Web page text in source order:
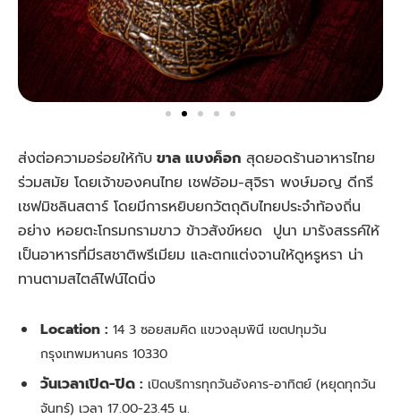
ส่งต่อความอร่อยให้กับ ขาล แบงค็อก สุดยอดร้านอาหารไทย
ร่วมสมัย โดยเจ้าของคนไทย เชฟอ้อม-สุจิรา พงษ์มอญ ดีกรี
เชฟมิชลินสตาร์ โดยมีการหยิบยกวัตถุดิบไทยประจำท้องถิ่น
อย่าง หอยตะโกรมกรามขาว ข้าวสังข์หยด ปูนา มารังสรรค์ให้
เป็นอาหารที่มีรสชาติพรีเมียม และตกแต่งจานให้ดูหรูหรา น่า
ทานตามสไตล์ไฟน์ไดนิ่ง
Location : 14 3 ซอยสมคิด แขวงลุมพินี เขตปทุมวัน
กรุงเทพมหานคร 10330
วันเวลาเปิด-ปิด : เปิดบริการทุกวันอังคาร-อาทิตย์ (หยุดทุกวัน
จันทร์) เวลา 17.00-23.45 น.